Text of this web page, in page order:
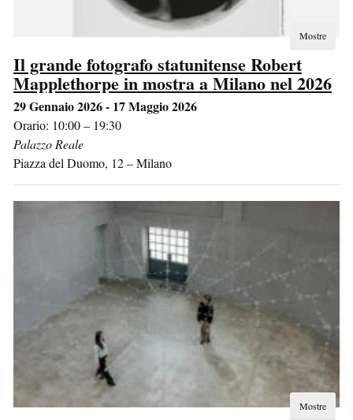
Mostre
Il grande fotografo statunitense Robert
Mapplethorpe in mostra a Milano nel 2026
29 Gennaio 2026 - 17 Maggio 2026
Orario: 10:00 – 19:30
Palazzo Reale
Piazza del Duomo, 12–Milano
Mostre